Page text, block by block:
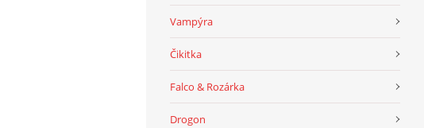
Vampýra
Čikitka
Falco & Rozárka
Drogon